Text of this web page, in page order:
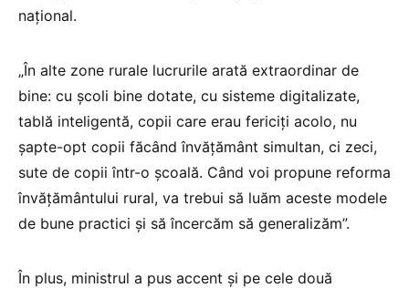
național.
„În alte zone rurale lucrurile arată extraordinar de
bine: cu școli bine dotate, cu sisteme digitalizate,
tablă inteligentă, copii care erau fericiți acolo, nu
șapte-opt copii făcând învățământ simultan, ci zeci,
sute de copii într-o școală. Când voi propune reforma
învățământului rural, va trebui să luăm aceste modele
de bune practici și să încercăm să generalizăm”.
În plus, ministrul a pus accent și pe cele două